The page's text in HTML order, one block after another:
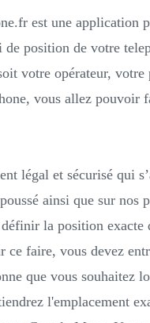
est une application
position de votre
votre opérateur, votre
vous allez pouvoir
légal et sécurisé qui
ainsi que sur nos
la position exacte
ce faire, vous devez
que vous souhaitez
l'emplacement